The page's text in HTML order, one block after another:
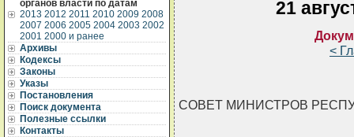
органов власти по датам
2013 2012 2011 2010 2009 2008
2007 2006 2005 2004 2003 2002
2001 2000 и ранее
Архивы
Кодексы
Законы
Указы
Постановления
Поиск документа
Полезные ссылки
Контакты
21
<
СОВЕТ МИНИСТРОВ